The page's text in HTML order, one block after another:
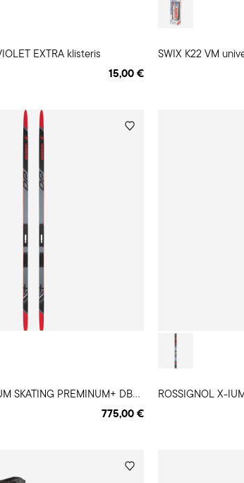
EXTRA klisteris
15,00 €
SWIX K22 VM
R
OSSIGNOL X-IUM SKATING PREMINUM+ DBLE POL lygumų slidės
775,00 €
ROSSIGNOL X-